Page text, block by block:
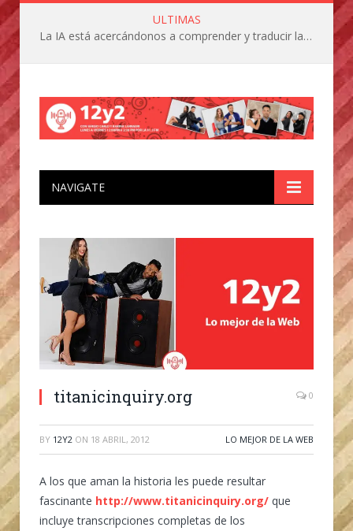
ULTIMAS
La IA está acercándonos a comprender y traducir las vocalizaciones y comportamientos de nuestras mascotas
NAVIGATE
titanicinquiry.org 0
BY 12Y2 ON 18 ABRIL, 2012 LO MEJOR DE LA WEB
A los que aman la historia les puede resultar
fascinante http://www.titanicinquiry.org/ que
incluye transcripciones completas de los